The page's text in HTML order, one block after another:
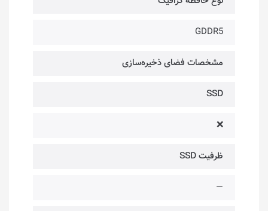
GDDR5
مشخصات فضای ذخیره‌سازی
SSD
❌
ظرفیت SSD
—